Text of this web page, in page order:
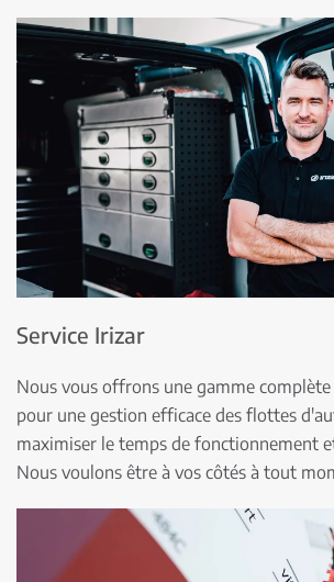
Service Irizar
Nous vous offrons une gamme complète
pour une gestion efficace des flottes
maximiser le temps de fonctionnement
Nous voulons être à vos côtés à tout